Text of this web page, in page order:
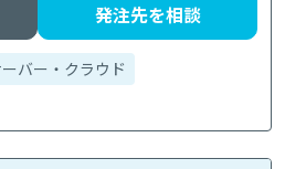
発注先を相談
バー・クラウド